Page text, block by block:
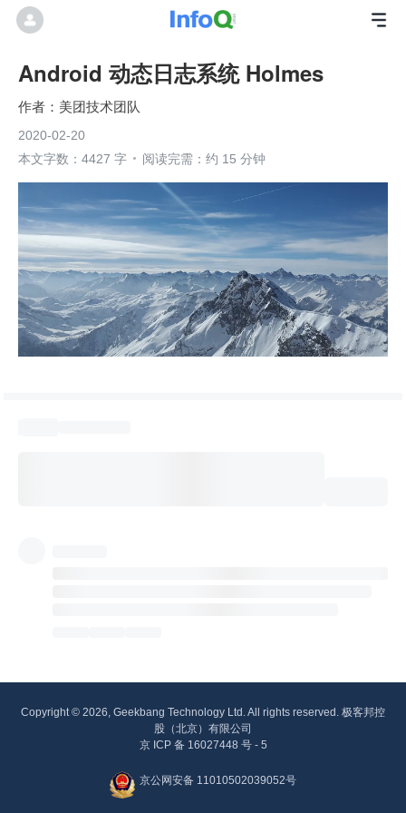
Android 动态日志系统 Holmes
美团技术团队
2020-02-20
本文字数：4427 字
阅读完需：约 15 分钟
Copyright © 2026, Geekbang Technology Ltd. All rights reserved. 极客邦控
股（北京）有限公司
京 ICP 备 16027448 号 - 5
京公网安备 11010502039052号